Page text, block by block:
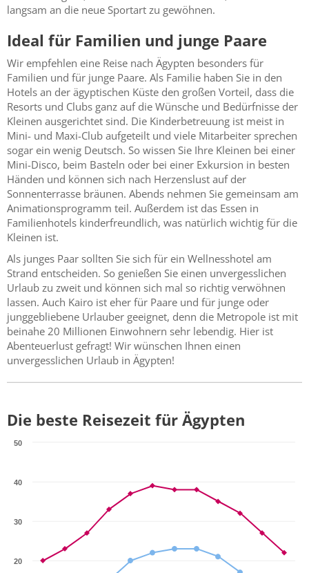
langsam an die neue Sportart zu gewöhnen.
Ideal für Familien und junge Paare
Wir empfehlen eine Reise nach Ägypten besonders für
Familien und für junge Paare. Als Familie haben Sie in den
Hotels an der ägyptischen Küste den großen Vorteil, dass die
Resorts und Clubs ganz auf die Wünsche und Bedürfnisse der
Kleinen ausgerichtet sind. Die Kinderbetreuung ist meist in
Mini- und Maxi-Club aufgeteilt und viele Mitarbeiter sprechen
sogar ein wenig Deutsch. So wissen Sie Ihre Kleinen bei einer
Mini-Disco, beim Basteln oder bei einer Exkursion in besten
Händen und können sich nach Herzenslust auf der
Sonnenterrasse bräunen. Abends nehmen Sie gemeinsam am
Animationsprogramm teil. Außerdem ist das Essen in
Familienhotels kinderfreundlich, was natürlich wichtig für die
Kleinen ist.
Als junges Paar sollten Sie sich für ein Wellnesshotel am
Strand entscheiden. So genießen Sie einen unvergesslichen
Urlaub zu zweit und können sich mal so richtig verwöhnen
lassen. Auch Kairo ist eher für Paare und für junge oder
junggebliebene Urlauber geeignet, denn die Metropole ist mit
beinahe 20 Millionen Einwohnern sehr lebendig. Hier ist
Abenteuerlust gefragt! Wir wünschen Ihnen einen
unvergesslichen Urlaub in Ägypten!
Die beste Reisezeit für Ägypten
20
30
40
50